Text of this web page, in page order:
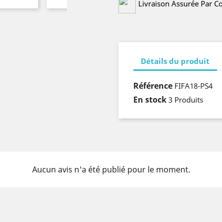
Livraison Assurée Par
Détails du produit
Référence FIFA18-PS4
En stock 3 Produits
Aucun avis n'a été publié pour le moment.